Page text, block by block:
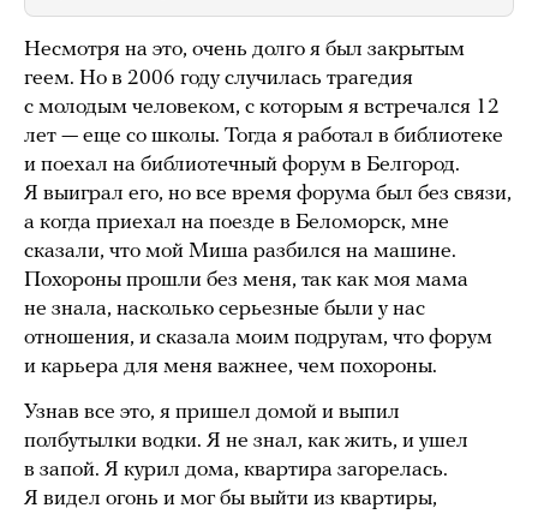
Несмотря на это, очень долго я был закрытым
геем. Но в 2006 году случилась трагедия
с молодым человеком, с которым я встречался 12
лет — еще со школы. Тогда я работал в библиотеке
и поехал на библиотечный форум в Белгород.
Я выиграл его, но все время форума был без связи,
а когда приехал на поезде в Беломорск, мне
сказали, что мой Миша разбился на машине.
Похороны прошли без меня, так как моя мама
не знала, насколько серьезные были у нас
отношения, и сказала моим подругам, что форум
и карьера для меня важнее, чем похороны.
Узнав все это, я пришел домой и выпил
полбутылки водки. Я не знал, как жить, и ушел
в запой. Я курил дома, квартира загорелась.
Я видел огонь и мог бы выйти из квартиры,